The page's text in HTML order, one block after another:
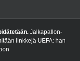
Jalkapallon-
linkkejä UEFA: han